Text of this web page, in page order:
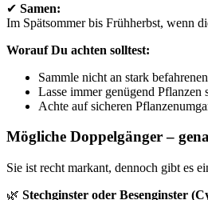
✔ Samen:
Im Spätsommer bis Frühherbst, wenn
Worauf Du achten solltest:
Sammle nicht an stark
Lasse immer genügend
Achte auf sicheren
Mögliche Doppelgänger –
Sie ist recht markant, dennoch gibt es
🌿 Stechginster oder Besenginster